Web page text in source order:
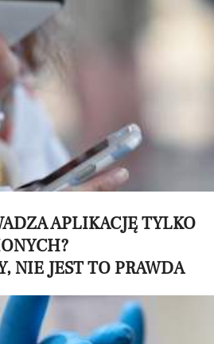
APLIKACJĘ TYLKO
NIE JEST TO PRAWDA